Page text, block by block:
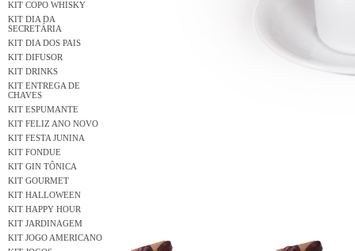
KIT COPO WHISKY
KIT DIA DA
SECRETÁRIA
KIT DIA DOS PAIS
KIT DIFUSOR
KIT DRINKS
KIT ENTREGA DE
CHAVES
KIT ESPUMANTE
KIT FELIZ ANO NOVO
KIT FESTA JUNINA
KIT FONDUE
KIT GIN TÔNICA
KIT GOURMET
KIT HALLOWEEN
KIT HAPPY HOUR
KIT JARDINAGEM
KIT JOGO AMERICANO